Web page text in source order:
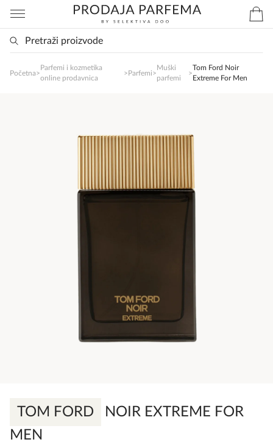
Početna>
Parfemi i kozmetika
online prodavnica
>Parfemi>
Muški
parfemi
>
Tom Ford Noir
Extreme For Men
TOM FORD
NOIR EXTREME FOR
MEN
SlađanAi Asistent
poručite svoj omiljeni parfem danas ali i za